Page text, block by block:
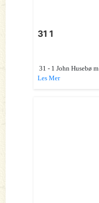
31 1
31 - 1 John Husebø m
Les Mer